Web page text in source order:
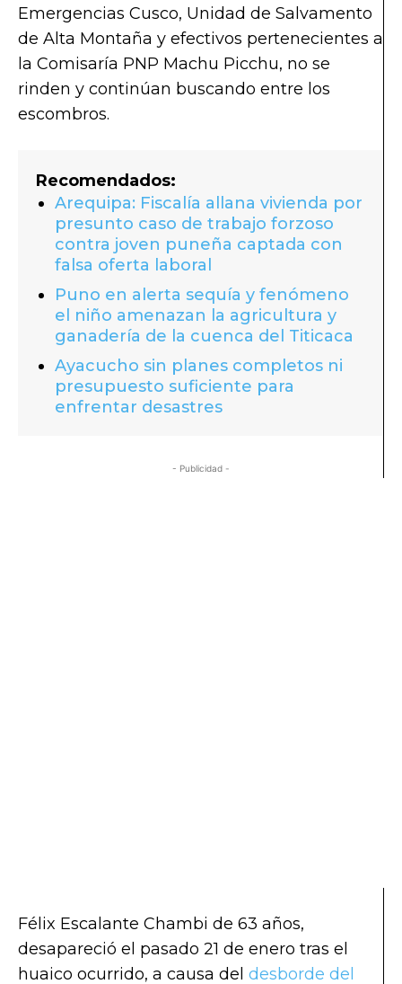
Emergencias Cusco, Unidad de Salvamento
de Alta Montaña y efectivos pertenecientes a
la Comisaría PNP Machu Picchu, no se
rinden y continúan buscando entre los
escombros.
Recomendados:
Arequipa: Fiscalía allana vivienda por
presunto caso de trabajo forzoso
contra joven puneña captada con
falsa oferta laboral
Puno en alerta sequía y fenómeno
el niño amenazan la agricultura y
ganadería de la cuenca del Titicaca
Ayacucho sin planes completos ni
presupuesto suficiente para
enfrentar desastres
- Publicidad -
Félix Escalante Chambi de 63 años,
desapareció el pasado 21 de enero tras el
huaico ocurrido, a causa del desborde del